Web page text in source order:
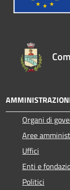
Organi di
Aree
Uffici
Enti e
Politici